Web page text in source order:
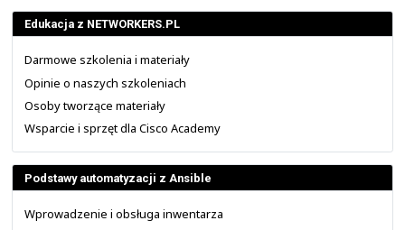
zestawem ćwiczeń) to około 8 godzin zegarowych.
ten może ulec zmianie, w zależności od znajomości
sali szkoleniowej i jej oprzyrządowania.
Nie chcemy spędzać zbyt dużo czasu na
przejdziemy przez nie naprawdę szybko.
Staraliśmy się, aby w każdym z modułów znalazło się
użytecznych i ciekawych informacji nawet dla
zaawansowanych uczestników szkoleń czy już
użytkowników urządzeń firmy Cisco Systems.